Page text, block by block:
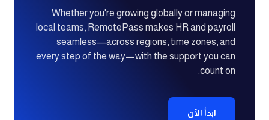
Whether you're growing globally or managing
local teams, RemotePass makes HR and payroll
seamless—across regions, time zones, and
every step of the way—with the support you can
count on.
ابدأ الآن